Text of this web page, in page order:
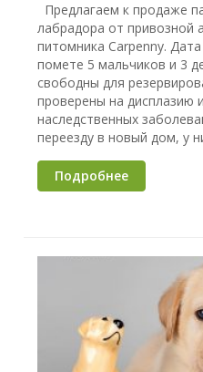
Предлагаем к продаже
лабрадора от привозной
питомника Carpenny.
помете 5 мальчиков и 3
свободны для
проверены на дисплазию
наследственных
переезду в новый дом, у
Подробнее